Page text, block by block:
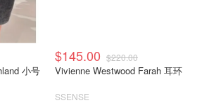
$145.00 $220.00
Vivienne Westwood Farah 耳环
SSENSE